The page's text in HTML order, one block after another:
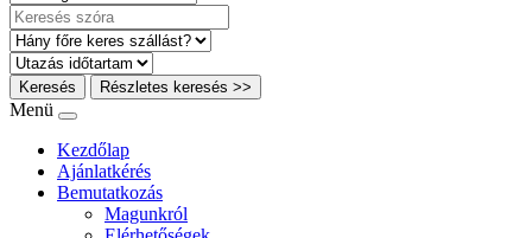
Keresés Részletes keresés >>
Menü
Kezdőlap
Ajánlatkérés
Bemutatkozás
Magunkról